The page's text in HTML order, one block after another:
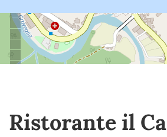
Ristorante il